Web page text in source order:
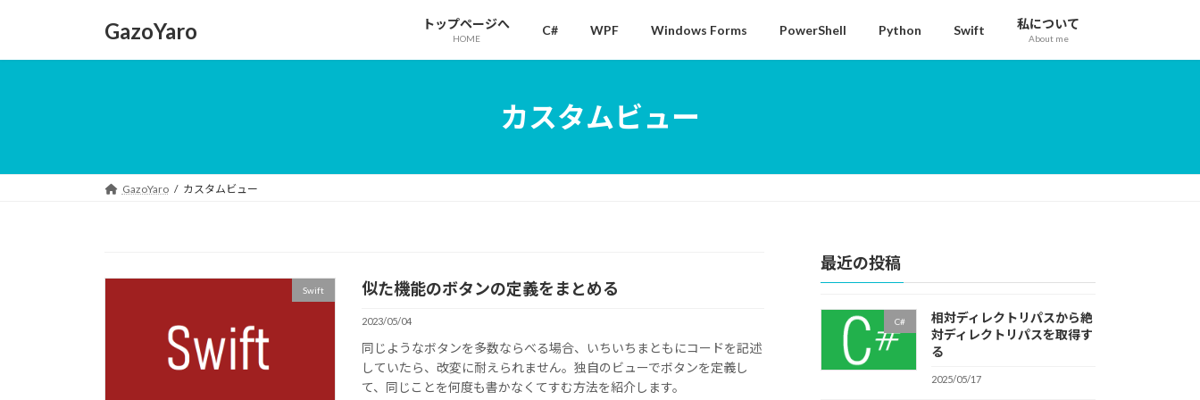
GazoYaro トップページへ
HOME
C# WPF Windows Forms PowerShell Python Swift 私について
About me
カスタムビュー
GazoYaro カスタムビュー
Swift 似た機能のボタンの定義をまとめる
2023/05/04
同じようなボタンを多数ならべる場合、いちいちまともにコードを記述
していたら、改変に耐えられません。独自のビューでボタンを定義し
て、同じことを何度も書かなくてすむ方法を紹介します。
最近の投稿
C#
相対ディレクトリパスから絶
対ディレクトリパスを取得す
る
2025/05/17